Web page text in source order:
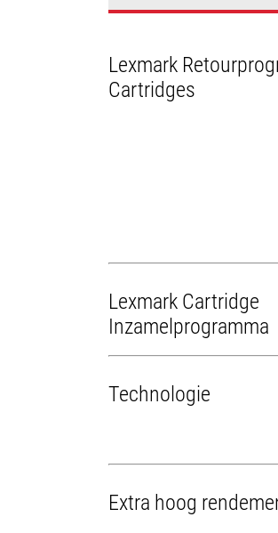
Lexmark
Cartridges
Lexmark Cartridge
Inzamelprogramma
Technologie
Extra hoog